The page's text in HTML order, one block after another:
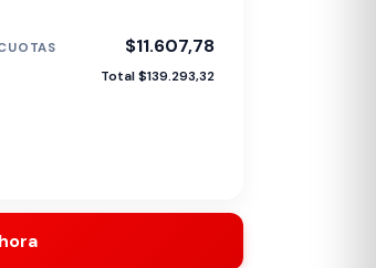
$11.607,78
Total $139.293,32